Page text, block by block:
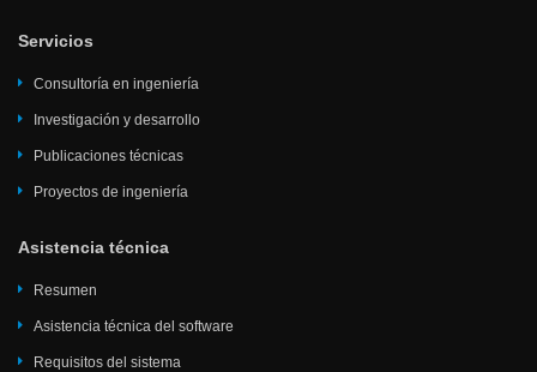
Servicios
Consultoría en ingeniería
Investigación y desarrollo
Publicaciones técnicas
Proyectos de ingeniería
Asistencia técnica
Resumen
Asistencia técnica del software
Requisitos del sistema